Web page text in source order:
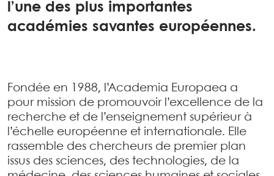
l’une des plus importantes
académies savantes européennes.
Fondée en 1988, l’Academia Europaea a
pour mission de promouvoir l’excellence de la
recherche et de l’enseignement supérieur à
l’échelle européenne et internationale. Elle
rassemble des chercheurs de premier plan
issus des sciences, des technologies, de la